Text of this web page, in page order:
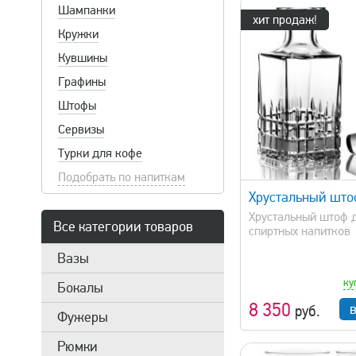
Шампанки
Кружки
Кувшины
Графины
Штофы
Сервизы
Турки для кофе
Подобрать по напиткам
Все категории товаров
Вазы
Бокалы
Фужеры
Рюмки
Высота
Диаметр
3.5 см
Цена
1 050 р.
хит продаж!
Хрустальный
Хрустальный штоф
спиртных напитков
8 350 руб.
быстрый